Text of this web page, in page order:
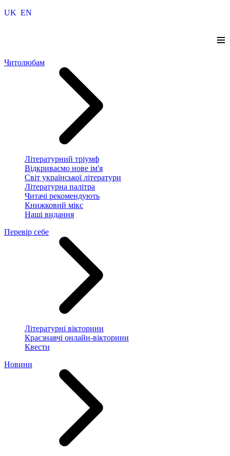
UK EN
≡
Читолюбам
Літературний тріумф
Відкриваємо нове ім'я
Світ української літератури
Літературна палітра
Читачі рекомендують
Книжковий мікс
Наші видання
Перевір себе
Літературні вікторини
Краєзнавчі онлайн-вікторини
Квести
Новини